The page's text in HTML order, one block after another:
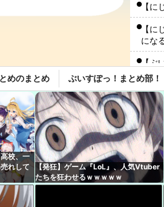
【に
【に
にな
【ぶ
を実
【ぶ
こと
【雑
ジョ
らい
【画
シ
めのまとめ ぶいすぽっ！まとめ部！
校、一
れして
【発狂】ゲーム『LoL』、人気Vtuber
たちを狂わせるｗｗｗｗｗ